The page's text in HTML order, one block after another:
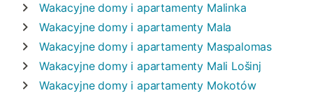
Wakacyjne domy i apartamenty Malinka
Wakacyjne domy i apartamenty Mala
Wakacyjne domy i apartamenty Maspalomas
Wakacyjne domy i apartamenty Mali Lošinj
Wakacyjne domy i apartamenty Mokotów